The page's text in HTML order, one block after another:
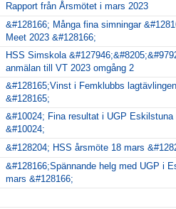
Rapport från Årsmötet i mars 2023
&#128166; Många fina simningar
Meet 2023 &#128166;
HSS Simskola
anmälan till VT 2023 omgång 2
&#128165;Vinst i Femklubbs
&#128165;
&#10024; Fina resultat i UGP Eskilstuna
&#10024;
&#128204; HSS årsmöte 18 mars
&#128166;Spännande helg med UGP i
mars &#128166;